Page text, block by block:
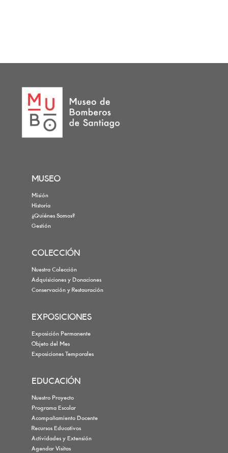
MUSEO
Misión
Historia
¿Quiénes Somos?
Gestión
COLECCIÓN
Nuestra Colección
Adquisiciones y Donaciones
Conservación y Restauración
EXPOSICIONES
Exposición Permanente
Objeto del Mes
Exposiciones Temporales
EDUCACIÓN
Nuestro Proyecto
Programa Escolar
Acompañamiento Docente
Recursos Educativos
Actividades y Extensión
Agendar Visitas